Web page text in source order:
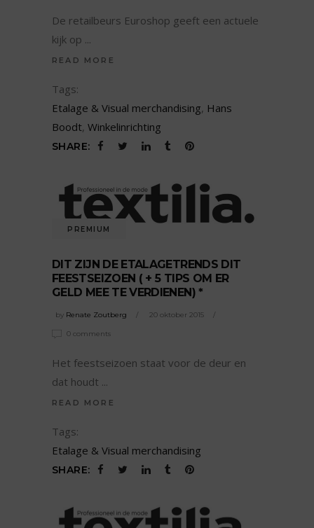
De retailbeurs Euroshop geeft een actuele
kijk op
READ MORE
Tags:
Etalage & Visual merchandising, Hans
Boodt, Winkelinrichting
SHARE:
PREMIUM
DIT ZIJN DE ETALAGETRENDS DIT
FEESTSEIZOEN ( + 5 TIPS OM ER
GELD MEE TE VERDIENEN) *
by Renate Zoutberg 20 oktober 2015
0 comments
Het feestseizoen staat voor de deur en
dat houdt
READ MORE
Tags:
Etalage & Visual merchandising
SHARE: